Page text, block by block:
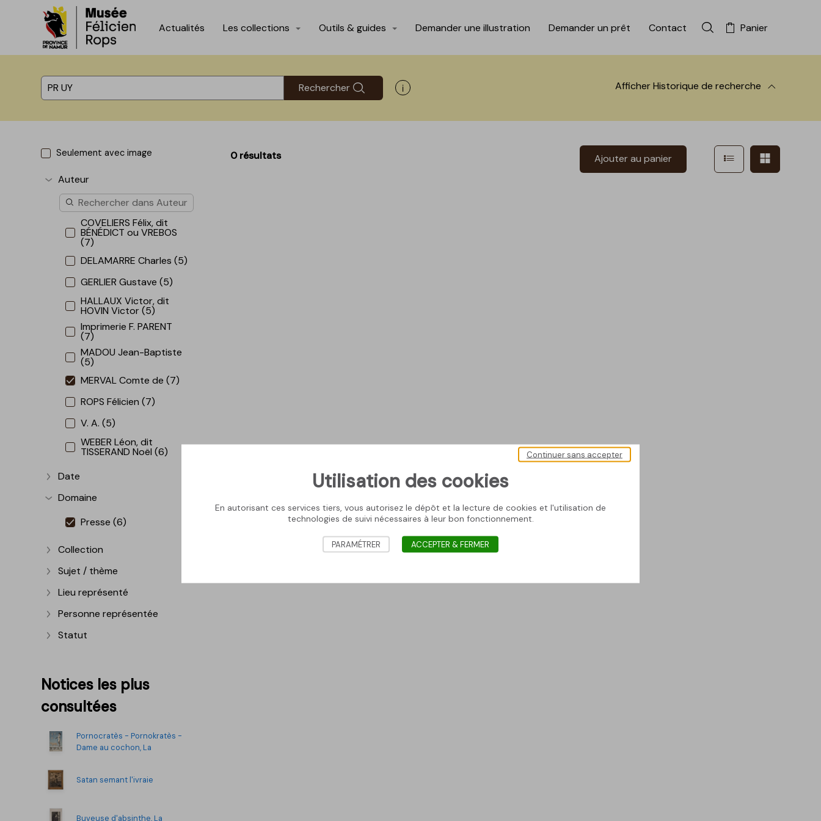
Accèder directement au contenu
Accèder directement au contenu
Actualités Les collections Outils & guides Demander une illustration Demander un prêt Contact Rechercher dans la
Panier
Rechercher Afficher les informations d'aide à la recherche AfficherHistorique de recherche
Seulement avec image
Afficher plus
Auteur
COVELIERS Félix, dit
BÉNÉDICT ou VREBOS
(7)
DELAMARRE Charles (5)
GERLIER Gustave (5)
HALLAUX Victor, dit
HOVIN Victor (5)
Imprimerie F. PARENT
(7)
MADOU Jean-Baptiste
(5)
MERVAL Comte de (7)
ROPS Félicien (7)
V. A. (5)
WEBER Léon, dit
TISSERAND Noël (6)
Afficher plus
Date
Afficher plus
Domaine
Presse (6)
Afficher plus
Collection
Afficher plus
Sujet / thème
Afficher plus
Lieu représenté
Afficher plus
Personne représentée
Afficher plus
Statut
Notices les plus
consultées
Pornocratès - Pornokratès -
Dame au cochon, La
Satan semant l'ivraie
Buveuse d'absinthe, La
0 résultats Ajouter au panier Afficher en mode
Utilisation des cookies
En autorisant ces services tiers, vous autorisez le dépôt et la lecture de cookies et l'utilisation de
technologies de suivi nécessaires à leur bon fonctionnement.
Continuer sans accepter
PARAMÉTRER ACCEPTER & FERMER